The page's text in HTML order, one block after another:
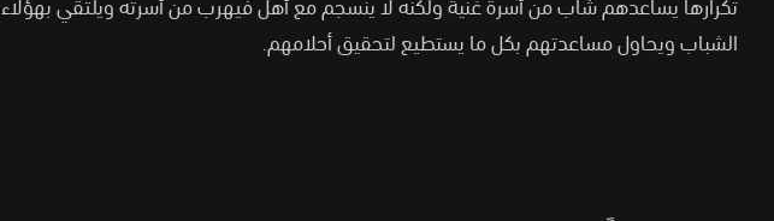
الشباب ويحاول مساعدتهم بكل ما يستطيع لتحقيق أحلامهم.